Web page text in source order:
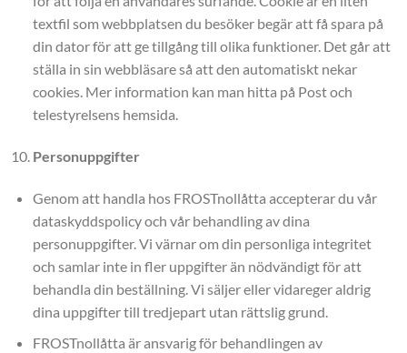
textfil som webbplatsen du besöker begär att få spara på
din dator för att ge tillgång till olika funktioner. Det går att
ställa in sin webbläsare så att den automatiskt nekar
cookies. Mer information kan man hitta på Post och
telestyrelsens hemsida.
Personuppgifter
Genom att handla hos FROSTnollåtta accepterar du vår
dataskyddspolicy och vår behandling av dina
personuppgifter. Vi värnar om din personliga integritet
och samlar inte in fler uppgifter än nödvändigt för att
behandla din beställning. Vi säljer eller vidareger aldrig
dina uppgifter till tredjepart utan rättslig grund.
FROSTnollåtta är ansvarig för behandlingen av